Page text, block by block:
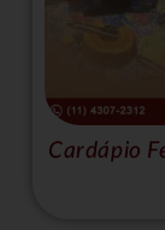
Cardápio